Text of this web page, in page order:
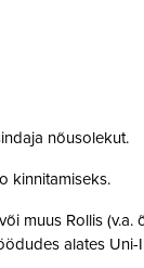
nõusolekut.
kinnitamiseks.
muus Rollis
alates